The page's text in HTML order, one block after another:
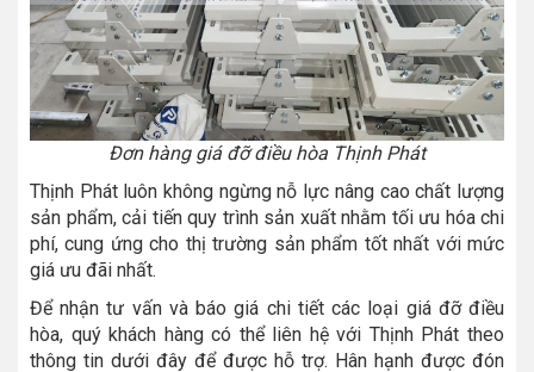
Đơn hàng giá đỡ điều hòa Thịnh Phát
Thịnh Phát luôn không ngừng nỗ lực nâng cao chất lượng
sản phẩm, cải tiến quy trình sản xuất nhằm tối ưu hóa chi
phí, cung ứng cho thị trường sản phẩm tốt nhất với mức
giá ưu đãi nhất.
Để nhận tư vấn và báo giá chi tiết các loại giá đỡ điều
hòa, quý khách hàng có thể liên hệ với Thịnh Phát theo
thông tin dưới đây để được hỗ trợ. Hân hạnh được đón